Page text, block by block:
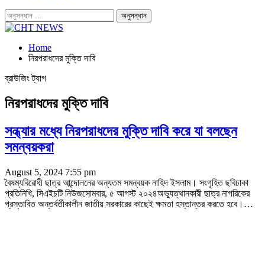
Home
নিরপরাধদের মুক্তি দাবি
ব্রাউজিং ট্যাগ
নিরপরাধদের মুক্তি দাবি
সন্ধ্যার মধ্যে নিরপরাধদের মুক্তি দাবি করে যা বলছেন
সমন্বয়করা
August 5, 2024 7:55 pm
বৈষম্যবিরোধী ছাত্র আন্দোলনের অন্যতম সমন্বয়ক নাহিদ ইসলাম। সংগৃহিত ছবিঢাকা
প্রতিনিধি, সিএইচটি নিউজসোমবার, ৫ আগস্ট ২০২৪অভ্যুত্থানকারী ছাত্র নাগরিকের
প্রস্তাবিত অন্তর্বর্তীকালীন জাতীয় সরকারের কাছেই ক্ষমতা হস্তান্তর করতে হবে। …